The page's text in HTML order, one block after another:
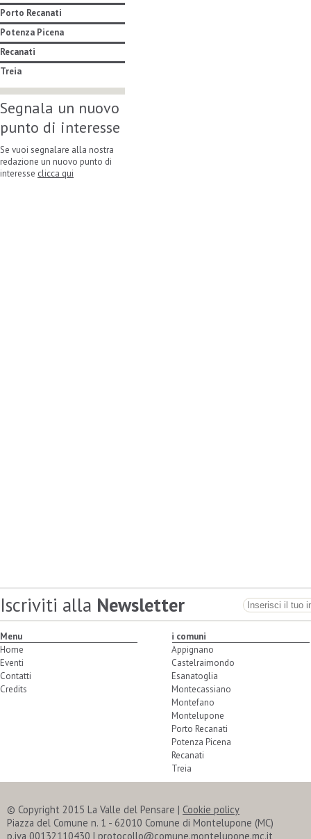
Porto Recanati
Potenza Picena
Recanati
Treia
Segnala un nuovo
punto di interesse
Se vuoi segnalare alla nostra
redazione un nuovo punto di
interesse clicca qui
Iscriviti alla Newsletter
Menu
Home
Eventi
Contatti
Credits
i comuni
Appignano
Castelraimondo
Esanatoglia
Montecassiano
Montefano
Montelupone
Porto Recanati
Potenza Picena
Recanati
Treia
© Copyright 2015 La Valle del Pensare | Cookie policy
Piazza del Comune n. 1 - 62010 Comune di Montelupone (MC)
p.iva 00132110430 | protocollo@comune.montelupone.mc.it